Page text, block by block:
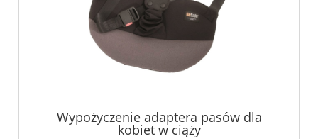
Wypożyczenie adaptera pasów dla
kobiet w ciąży